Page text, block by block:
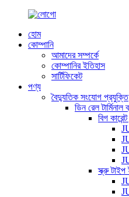
হোম
কোম্পানি
আমাদের সম্পর্কে
কোম্পানির ইতিহাস
সার্টিফিকেট
পণ্য
বৈদ্যুতিক সংযোগ প্রযুক্তি
ডিন রেল টার্মিনাল
বিগ
স্ক্রু টাইপ